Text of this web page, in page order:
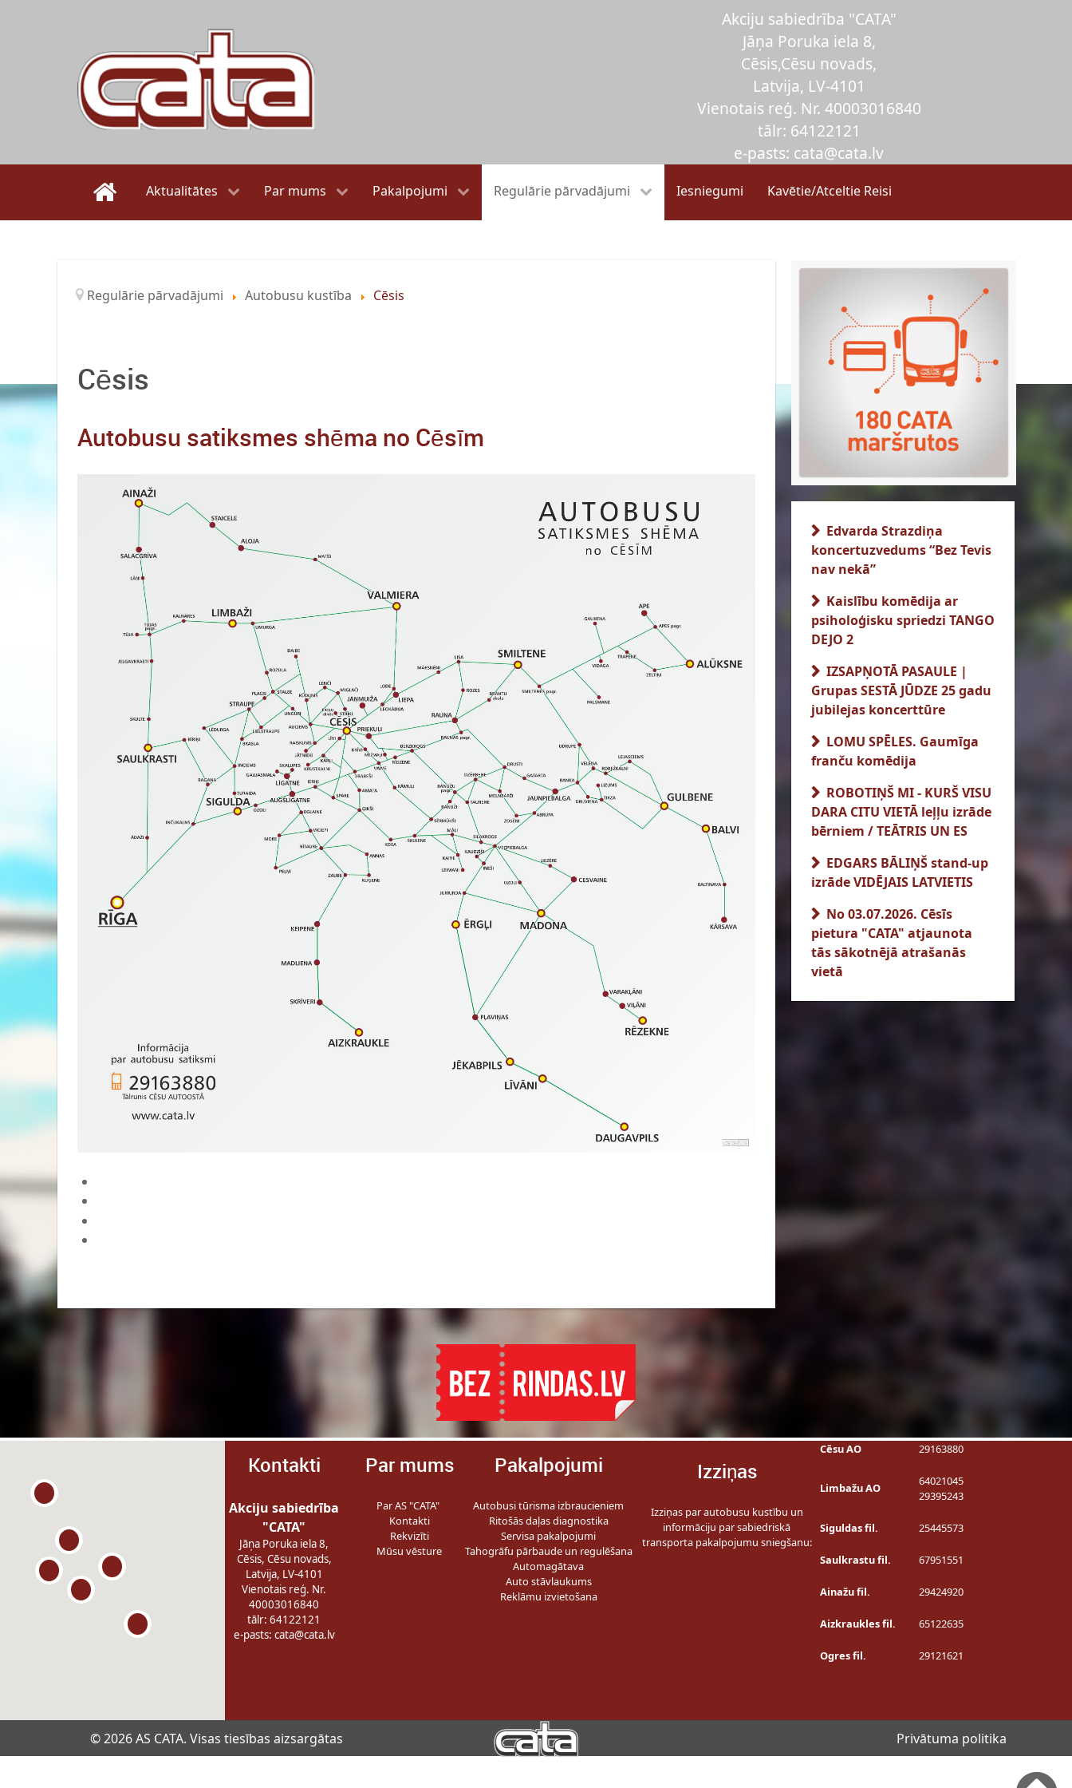
Akciju sabiedrība "CATA"
Jāņa Poruka iela 8,
Cēsis,Cēsu novads,
Latvija, LV-4101
Vienotais reģ. Nr. 40003016840
tālr: 64122121
e-pasts: cata@cata.lv
Aktualitātes Par mums Pakalpojumi Regulārie pārvadājumi Iesniegumi Kavētie/Atceltie Reisi
Regulārie pārvadājumi Autobusu kustība Cēsis
Cēsis
Autobusu satiksmes shēma no Cēsīm
Edvarda Strazdiņa
koncertuzvedums “Bez Tevis
nav nekā”
Kaislību komēdija ar
psiholoģisku spriedzi TANGO
DEJO 2
IZSAPŅOTĀ PASAULE |
Grupas SESTĀ JŪDZE 25 gadu
jubilejas koncerttūre
LOMU SPĒLES. Gaumīga
franču komēdija
ROBOTIŅŠ MI - KURŠ VISU
DARA CITU VIETĀ leļļu izrāde
bērniem / TEĀTRIS UN ES
EDGARS BĀLIŅŠ stand-up
izrāde VIDĒJAIS LATVIETIS
No 03.07.2026. Cēsīs
pietura "CATA" atjaunota
tās sākotnējā atrašanās
vietā
Kontakti
Akciju sabiedrība
"CATA"
Jāņa Poruka iela 8,
Cēsis, Cēsu novads,
Latvija, LV-4101
Vienotais reģ. Nr.
40003016840
tālr: 64122121
e-pasts: cata@cata.lv
Par mums
Par AS "CATA"
Kontakti
Rekvizīti
Mūsu vēsture
Pakalpojumi
Autobusi tūrisma izbraucieniem
Ritošās daļas diagnostika
Servisa pakalpojumi
Tahogrāfu pārbaude un regulēšana
Automagātava
Auto stāvlaukums
Reklāmu izvietošana
Izziņas
Izziņas par autobusu kustību un
informāciju par sabiedriskā
transporta pakalpojumu sniegšanu:
Cēsu AO 29163880
Limbažu AO
64021045
29395243
Siguldas fil. 25445573
Saulkrastu fil. 67951551
Ainažu fil. 29424920
Aizkraukles fil. 65122635
Ogres fil. 29121621
© 2026 AS CATA. Visas tiesības aizsargātas Privātuma politika